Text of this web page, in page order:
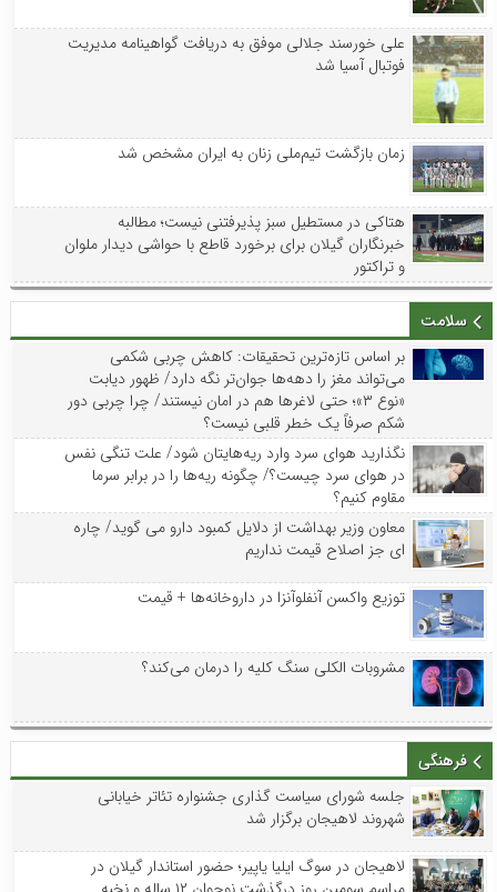
علی خورسند جلالی موفق به دریافت گواهینامه مدیریت
فوتبال آسیا شد
زمان بازگشت تیم‌ملی زنان به ایران مشخص شد
هتاکی در مستطیل سبز پذیرفتنی نیست؛ مطالبه
خبرنگاران گیلان برای برخورد قاطع با حواشی دیدار ملوان
و تراکتور
سلامت
بر اساس تازه‌ترین تحقیقات: کاهش چربی شکمی
می‌تواند مغز را دهه‌ها جوان‌تر نگه دارد/ ظهور دیابت
«نوع ۳»؛ حتی لاغرها هم در امان نیستند/ چرا چربی دور
شکم صرفاً یک خطر قلبی نیست؟
نگذارید هوای سرد وارد ریه‌هایتان شود/ علت تنگی نفس
در هوای سرد چیست؟/ چگونه ریه‌ها را در برابر سرما
مقاوم کنیم؟
معاون وزیر بهداشت از دلایل کمبود دارو می گوید/ چاره
ای جز اصلاح قیمت نداریم
توزیع واکسن‌ آنفلوآنزا در داروخانه‌ها + قیمت
مشروبات الکلی سنگ کلیه را درمان می‌کند؟
فرهنگی
جلسه شورای سیاست گذاری جشنواره تئاتر خیابانی
شهروند لاهیجان برگزار شد
لاهیجان در سوگ ایلیا یاپیر؛ حضور استاندار گیلان در